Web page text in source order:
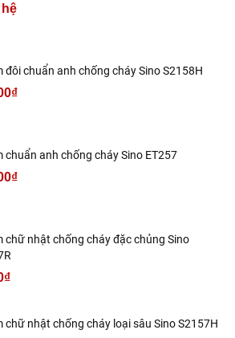
hệ
đôi chuẩn anh chống cháy Sino S2158H
chuẩn anh chống cháy Sino ET257
chữ nhật chống cháy đặc chủng Sino
chữ nhật chống cháy loại sâu Sino S2157H